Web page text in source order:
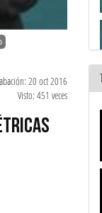
20 oct 2016
Visto: 451 veces